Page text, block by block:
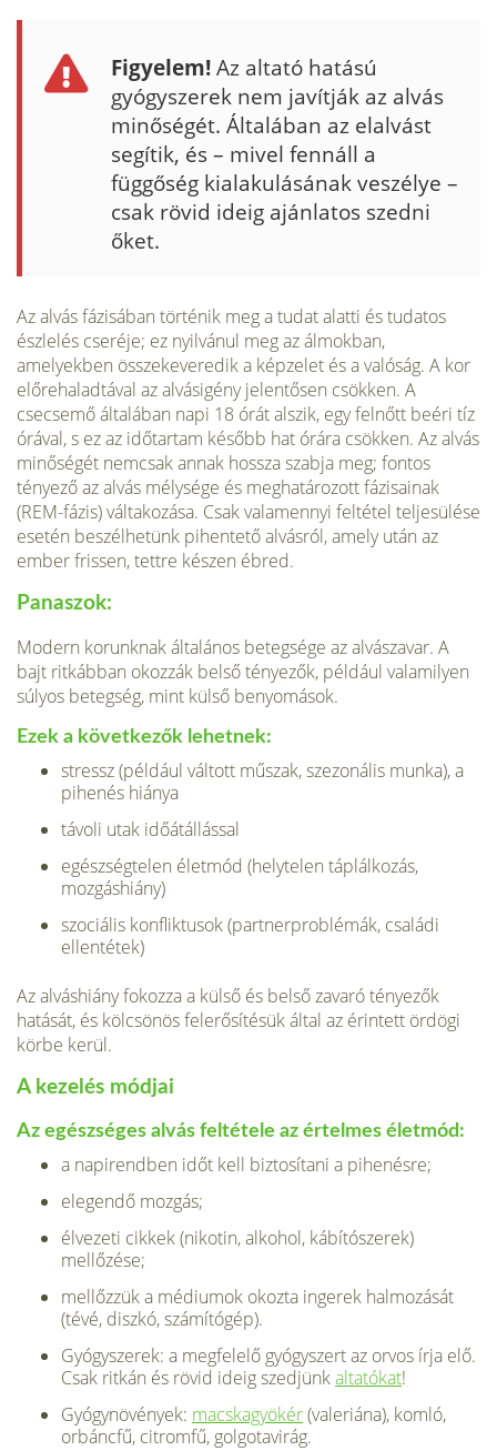
Figyelem!Az altató hatású
gyógyszerek nem javítják az alvás
minőségét. Általában az elalvást
segítik, és – mivel fennáll a
függőség kialakulásának veszélye –
csak rö­vid ideig ajánlatos szedni
őket.
Az alvás fázisában történik meg a tudat alatti és tudatos
észlelés cseréje; ez nyilvá­nul meg az álmokban,
amelyekben összekeveredik a képzelet és a valóság. A kor
előrehaladtával az alvásigény jelentősen csökken. A
csecsemő általában napi 18 órát alszik, egy felnőtt beéri tíz
órával, s ez az időtartam később hat órára csökken. Az alvás
minőségét nemcsak annak hossza szabja meg; fontos
tényező az alvás mélysége és meghatározott fázisainak
(REM-fázis) váltakozása. Csak va­lamennyi feltétel teljesülése
esetén beszélhetünk pihentető alvásról, amely után az
ember frissen, tettre készen ébred.
Panaszok:
Modern korunknak általános betegsége az alvászavar. A
bajt ritkábban okozzák belső tényezők, például valamilyen
súlyos betegség, mint külső benyomások.
Ezek a következők lehetnek:
stressz (például váltott műszak, szezonális munka), a
pihenés hiánya
távoli utak időátállással
egészségtelen életmód (helytelen táplálkozás,
mozgáshiány)
szociális konfliktusok (partnerproblémák, családi
ellentétek)
Az alváshiány fokozza a külső és belső zavaró tényezők
hatását, és kölcsönös fel­erősítésük által az érintett ördögi
körbe kerül.
A kezelés módjai
Az egészséges alvás feltétele az értelmes életmód:
a napirendben időt kell biztosítani a pihenésre;
elegendő mozgás;
élvezeti cikkek (nikotin, alkohol, kábítószerek)
mellőzése;
mellőzzük a médiumok okozta ingerek halmozását
(tévé, diszkó, számító­gép).
Gyógyszerek: a megfelelő gyógyszert az orvos írja elő.
Csak ritkán és rövid ideig szedjünkaltatókat!
Gyógynövények: macskagyökér(valeriána), komló,
orbáncfű, citromfű, gol­gotavirág.